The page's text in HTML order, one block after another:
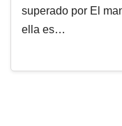
superado por El
ella es…